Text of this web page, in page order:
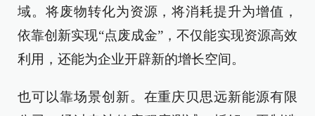
域。将废物转化为资源，将消耗提升为增值，
依靠创新实现“点废成金”，不仅能实现资源高效
利用，还能为企业开辟新的增长空间。
也可以靠场景创新。在重庆贝思远新能源有限